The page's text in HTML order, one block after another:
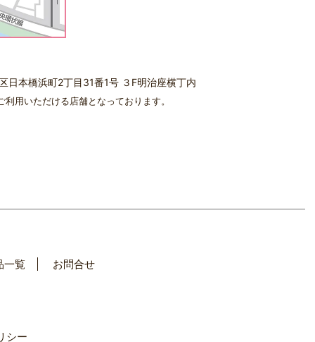
日本橋浜町2丁目31番1号 ３F明治座横丁内
用いただける店舗となっております。
一覧 お問合せ
シー